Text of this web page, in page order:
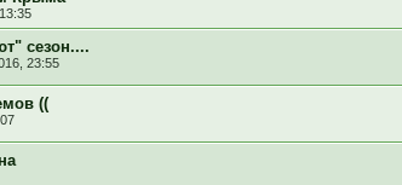
сезон....
23:55
((